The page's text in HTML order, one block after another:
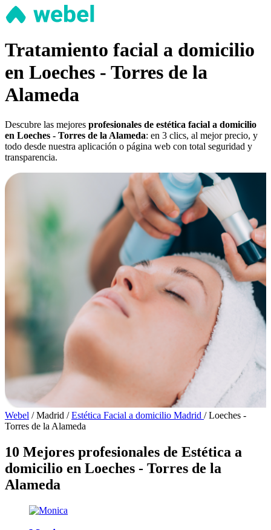
Tratamiento facial a domicilio
en Loeches - Torres de la
Alameda
Descubre las mejores profesionales de estética facial a domicilio
en Loeches - Torres de la Alameda: en 3 clics, al mejor precio, y
todo desde nuestra aplicación o página web con total seguridad y
transparencia.
Webel / Madrid / Estética Facial a domicilio Madrid / Loeches -
Torres de la Alameda
10 Mejores profesionales de Estética a
domicilio en Loeches - Torres de la
Alameda